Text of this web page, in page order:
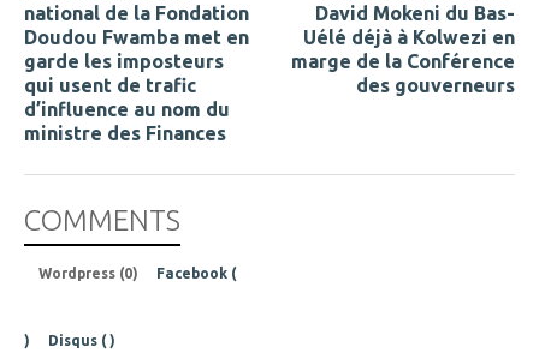
national de la Fondation
Doudou Fwamba met en
garde les imposteurs
qui usent de trafic
d’influence au nom du
ministre des Finances
David Mokeni du Bas-
Uélé déjà à Kolwezi en
marge de la Conférence
des gouverneurs
COMMENTS
Wordpress (0) Facebook (
) Disqus ( )